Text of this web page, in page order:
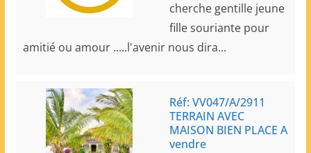
cherche gentille jeune
fille souriante pour
amitié ou amour .....l'avenir nous dira...
Réf: VV047/A/2911
TERRAIN AVEC
MAISON BIEN PLACE A
vendre